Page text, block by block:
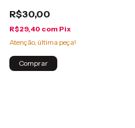
R$30,00
R$29,40 com Pix
Atenção, última peça!
Comprar